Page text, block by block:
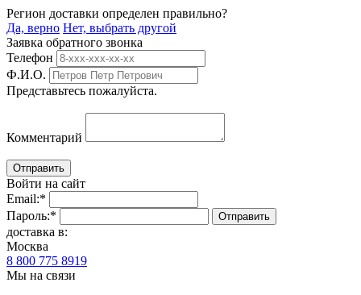
Регион доставки определен правильно?
Да, верно Нет, выбрать другой
Заявка обратного звонка
Телефон
Ф.И.О.
Представьтесь пожалуйста.
Комментарий
Войти на сайт
Email:*
Пароль:*
доставка в:
Москва
8 800 775 8919
Мы на связи